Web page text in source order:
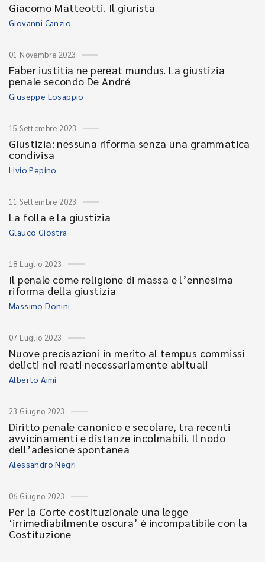
Giacomo Matteotti. Il giurista
Giovanni Canzio
01 Novembre 2023
Faber iustitia ne pereat mundus. La giustizia
penale secondo De André
Giuseppe Losappio
15 Settembre 2023
Giustizia: nessuna riforma senza una grammatica
condivisa
Livio Pepino
11 Settembre 2023
La folla e la giustizia
Glauco Giostra
18 Luglio 2023
Il penale come religione di massa e l’ennesima
riforma della giustizia
Massimo Donini
07 Luglio 2023
Nuove precisazioni in merito al tempus commissi
delicti nei reati necessariamente abituali
Alberto Aimi
23 Giugno 2023
Diritto penale canonico e secolare, tra recenti
avvicinamenti e distanze incolmabili. Il nodo
dell’adesione spontanea
Alessandro Negri
06 Giugno 2023
Per la Corte costituzionale una legge
‘irrimediabilmente oscura’ è incompatibile con la
Costituzione